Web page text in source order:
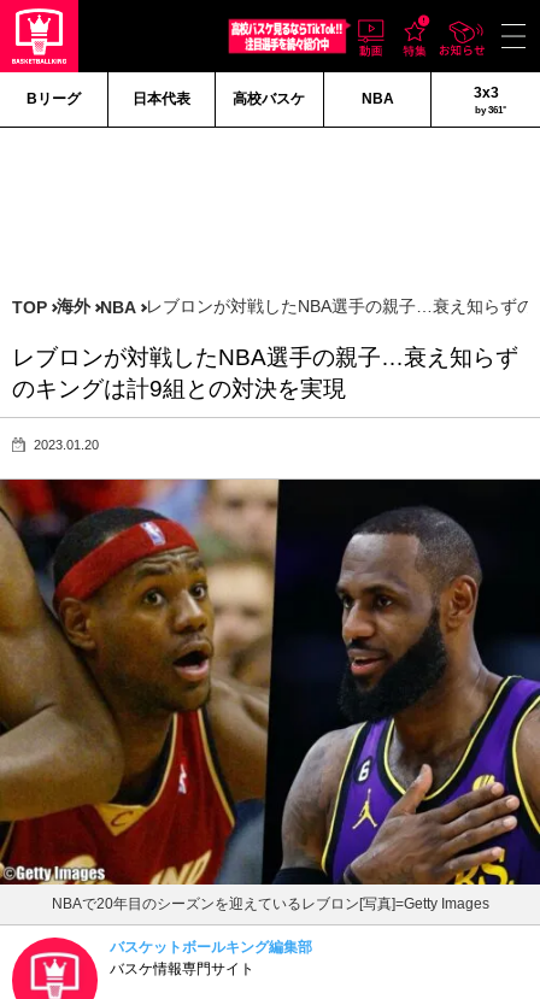
Bリーグ 日本代表 高校バスケ NBA 3x3
by 361°
TOP 海外 NBA レブロンが対戦したNBA選手の親子…衰え知らず
レブロンが対戦したNBA選手の親子…衰え知らず
のキングは計9組との対決を実現
2023.01.20
NBAで20年目のシーズンを迎えているレブロン[写真]=Getty Images
バスケットボールキング編集部
バスケ情報専門サイト